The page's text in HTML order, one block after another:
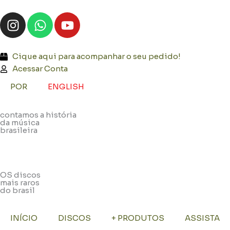
para
o
I
n
t
a
g
m
W
h
t
s
p
Y
o
t
u
b
Cique aqui para acompanhar o seu pedido!
Acessar Conta
POR
ENGLISH
contamos a história
da música
brasileira
OS discos
mais raros
do brasil
INÍCIO DISCOS + PRODUTOS ASSISTA